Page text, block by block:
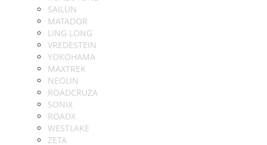
SAILUN
MATADOR
LING LONG
VREDESTEIN
YOKOHAMA
MAXTREK
NEOLIN
ROADCRUZA
SONIX
ROADX
WESTLAKE
ZETA